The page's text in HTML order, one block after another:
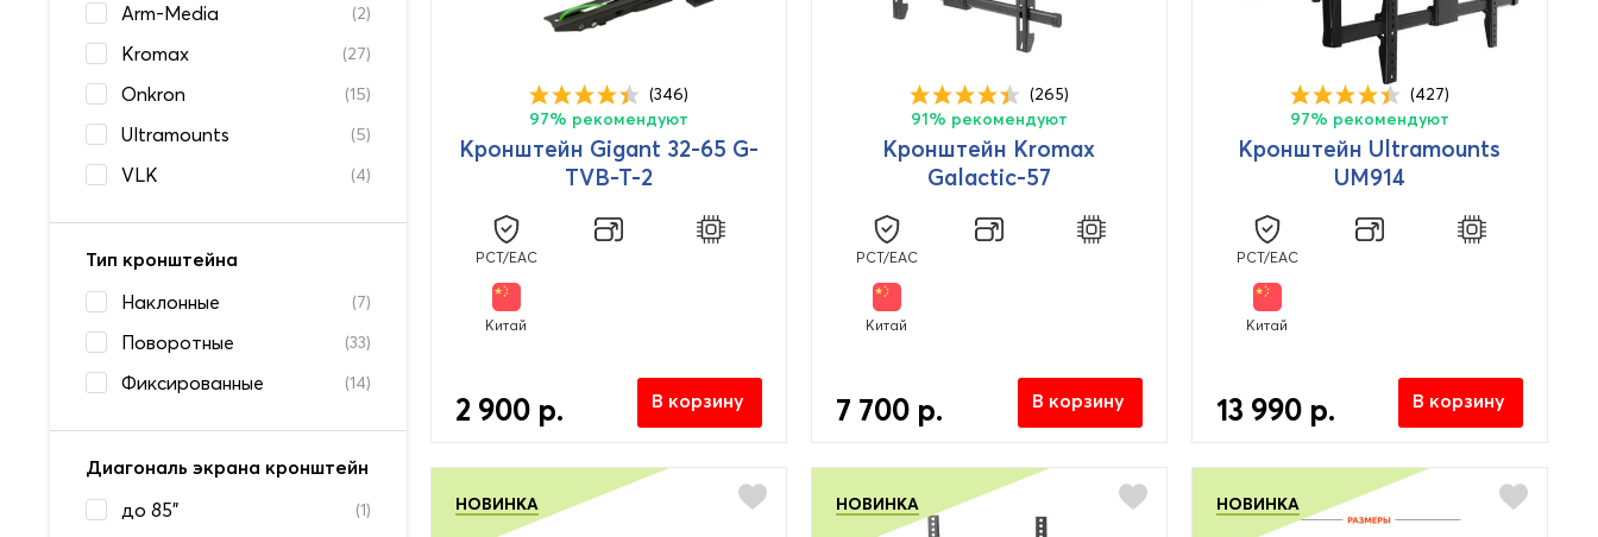
Arm-Media
(2)
Kromax (27)
Onkron (15)
Ultramounts (5)
VLK (4)
Тип кронштейна
Наклонные
(7)
Поворотные (33)
Фиксированные (14)
Диагональ экрана кронштейн
до 85"
(1)
(346)
97% рекомендуют
Кронштейн Gigant 32-65 G-
TVB-T-2
PCT/EAC
Китай
2 900 р. В корзину
(265)
91% рекомендуют
Кронштейн Kromax
Galactic-57
PCT/EAC
Китай
7 700 р. В корзину
(427)
97% рекомендуют
Кронштейн Ultramounts
UM914
PCT/EAC
Китай
13 990 р. В корзину
НОВИНКА НОВИНКА НОВИНКА